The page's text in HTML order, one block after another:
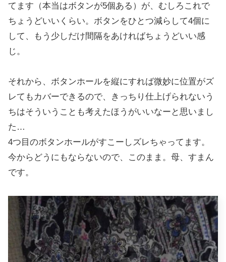
てます（本当はボタンが5個ある）が、むしろこれで
ちょうどいいくらい。ボタンをひとつ減らして4個に
して、もう少しだけ間隔をあければちょうどいい感
じ。
それから、ボタンホールを縦にすれば微妙に位置がズ
レてもカバーできるので、きっちり仕上げられないう
ちはそういうことも考えたほうがいいなーと思いまし
た…
4つ目のボタンホールがすこーしズレちゃってます。
今からどうにもならないので、このまま。母、すまん
です。